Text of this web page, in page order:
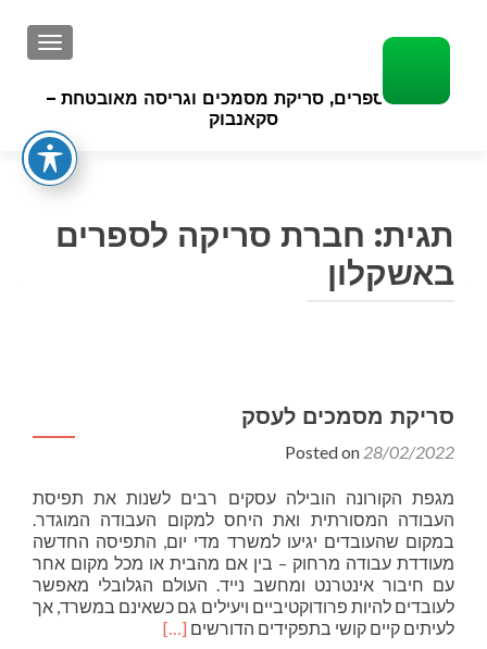
סריקת ספרים, סריקת מסמכים וגריסה מאובטחת –
סקאנבוק
תגית: חברת סריקה לספרים
באשקלון
סריקת מסמכים לעסק
Posted on 28/02/2022
מגפת הקורונה הובילה עסקים רבים לשנות את תפיסת
העבודה המסורתית ואת היחס למקום העבודה המוגדר.
במקום שהעובדים יגיעו למשרד מדי יום, התפיסה החדשה
מעודדת עבודה מרחוק – בין אם מהבית או מכל מקום אחר
עם חיבור אינטרנט ומחשב נייד. העולם הגלובלי מאפשר
לעובדים להיות פרודוקטיביים ויעילים גם כשאינם במשרד, אך
לעיתים קיים קושי בתפקידים הדורשים Read
[…]